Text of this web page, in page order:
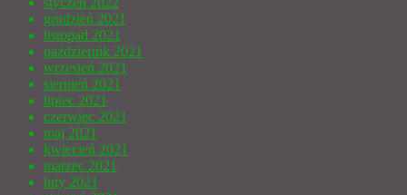
grudzień 2021
listopad 2021
październik 2021
wrzesień 2021
sierpień 2021
lipiec 2021
czerwiec 2021
maj 2021
kwiecień 2021
marzec 2021
luty 2021